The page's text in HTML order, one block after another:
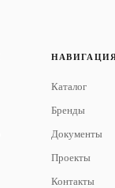
Каталог
Бренды
Документы
Проекты
Контакты